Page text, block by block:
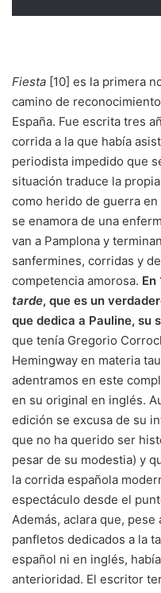
Fiesta [10] es la primera
camino de
España. Fue escrita tres
corrida a la que había
periodista impedido que
situación traduce la
como herido de guerra
se enamora de una
van a Pamplona y
sanfermines, corridas y
competencia amorosa. En
tarde, que es un
que dedica a Pauline, su
que tenía Gregorio
Hemingway en materia
adentramos en este
en su original en inglés.
edición se excusa de su
que no ha querido ser
pesar de su modestia) y
la corrida española
espectáculo desde el
Además, aclara que,
panfletos dedicados a la
español ni en inglés,
anterioridad. El escritor